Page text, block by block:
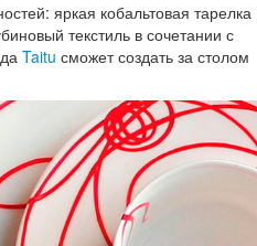
яркая кобальтовая тарелка
текстиль в сочетании с
Taitu сможет создать за столом